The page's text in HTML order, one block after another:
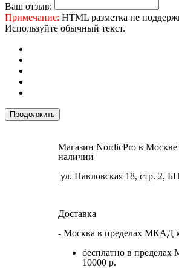
Ваш отзыв:
Примечание: HTML разметка не
Используйте обычный текст.
Продолжить
Магазин NordicPro в Москве
наличии
ул. Павловская 18, стр. 2,
Доставка
- Москва в пределах МКАД
бесплатно в
10000 р.